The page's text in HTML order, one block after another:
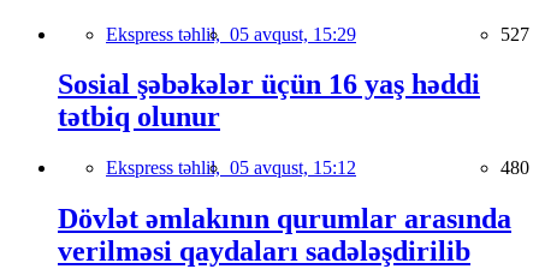
Ekspress təhlil, 05 avqust, 15:29 527
Sosial şəbəkələr üçün 16 yaş həddi
tətbiq olunur
Ekspress təhlil, 05 avqust, 15:12 480
Dövlət əmlakının qurumlar arasında
verilməsi qaydaları sadələşdirilib